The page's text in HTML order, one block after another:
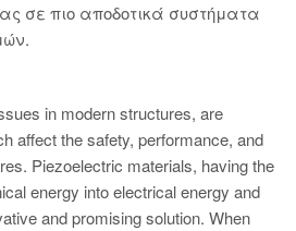
σε πιο αποδοτικά συστήματα
in modern structures, are
affect the safety, performance, and
Piezoelectric materials, having the
energy into electrical energy and
and promising solution. When